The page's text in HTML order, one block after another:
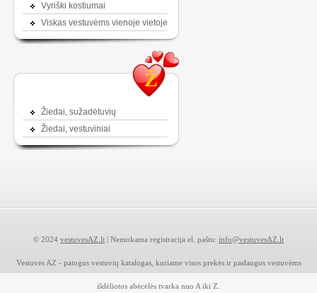
Vyriški kostiumai
Viskas vestuvėms vienoje vietoje
Ž
Žiedai, sužadėtuvių
Žiedai, vestuviniai
© 2024 vestuvesAZ.lt | Nemokama registracija el. paštu: info@vestuvesAZ.lt
Vestuves AZ - patogus vestuvių katalogas, kuriame visos prekės ir paslaugos vestuvėms
išdėliotos abėcėlės tvarka nuo A iki Z.